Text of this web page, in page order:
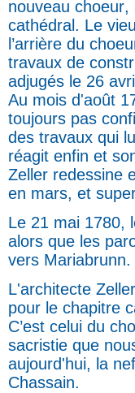
nouveau
cathédral. Le
l’arrière du
travaux de
adjugés le 26
Au mois d'août
toujours pas
des travaux qui
réagit enfin et
Zeller redessine
en mars, et
Le 21 mai 1780,
alors que les
vers Mariabrunn.
L'architecte
pour le chapitre
C’est celui du
sacristie que
aujourd'hui, la
Chassain.